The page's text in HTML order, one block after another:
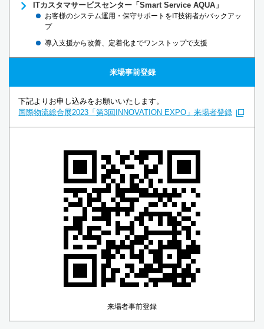
ITカスタマサービスセンター「Smart Service AQUA」
お客様のシステム運用・保守サポートをIT技術者がバックアッ
プ
導入支援から改善、定着化までワンストップで支援
来場事前登録
下記よりお申し込みをお願いいたします。
国際物流総合展2023「第3回INNOVATION EXPO」来場者登録
来場者事前登録